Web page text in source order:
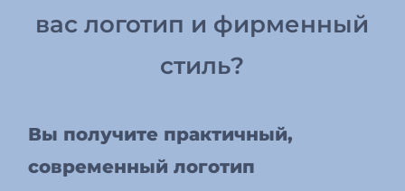
вас логотип и фирменный
стиль?
Вы получите практичный,
современный логотип